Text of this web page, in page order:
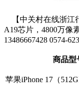
【中关村在线浙江
A19芯片，4800万像
13486667428 0574-
商品型
苹果iPhone 17（